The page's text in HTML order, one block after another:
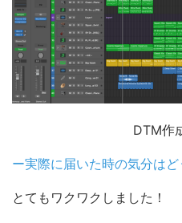
DTM作
ー実際に届いた時の気分はど
とてもワクワクしました！